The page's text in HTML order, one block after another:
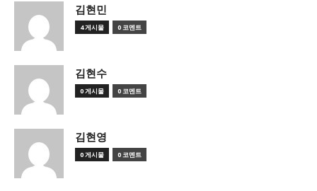
김현민
4 게시물 0 코멘트
김현수
0 게시물 0 코멘트
김현영
0 게시물 0 코멘트